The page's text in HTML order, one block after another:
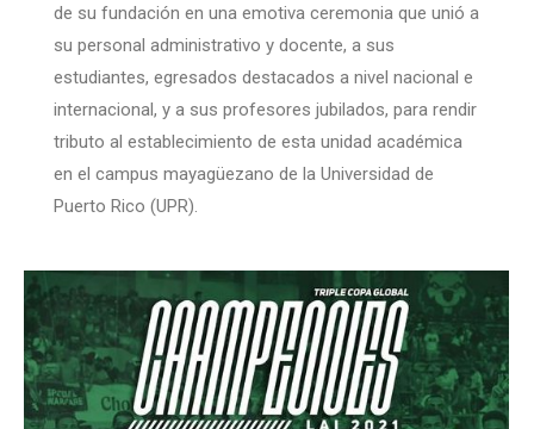
de su fundación en una emotiva ceremonia que unió a
su personal administrativo y docente, a sus
estudiantes, egresados destacados a nivel nacional e
internacional, y a sus profesores jubilados, para rendir
tributo al establecimiento de esta unidad académica
en el campus mayagüezano de la Universidad de
Puerto Rico (UPR).